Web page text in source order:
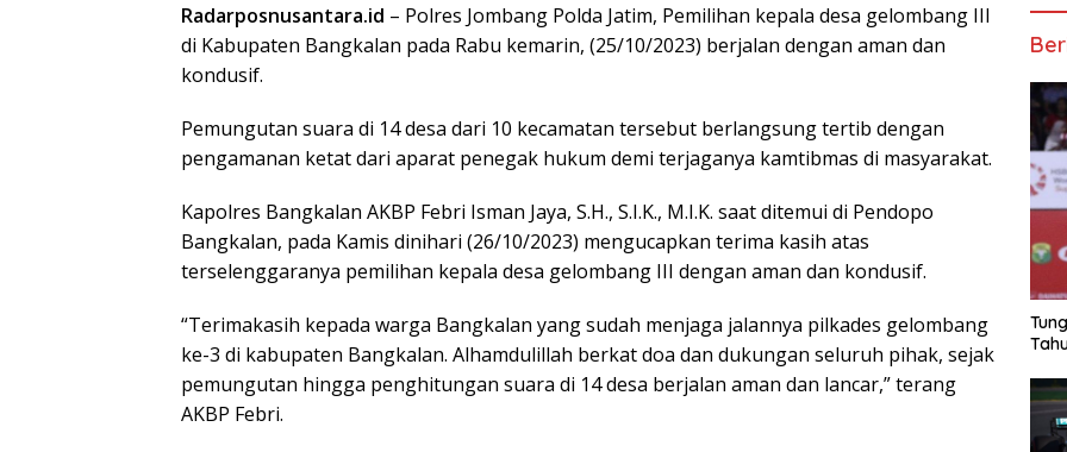
Radarposnusantara.id – Polres Jombang Polda Jatim, Pemilihan kepala desa gelombang III
di Kabupaten Bangkalan pada Rabu kemarin, (25/10/2023) berjalan dengan aman dan
kondusif.
Pemungutan suara di 14 desa dari 10 kecamatan tersebut berlangsung tertib dengan
pengamanan ketat dari aparat penegak hukum demi terjaganya kamtibmas di masyarakat.
Kapolres Bangkalan AKBP Febri Isman Jaya, S.H., S.I.K., M.I.K. saat ditemui di Pendopo
Bangkalan, pada Kamis dinihari (26/10/2023) mengucapkan terima kasih atas
terselenggaranya pemilihan kepala desa gelombang III dengan aman dan kondusif.
“Terimakasih kepada warga Bangkalan yang sudah menjaga jalannya pilkades gelombang
ke-3 di kabupaten Bangkalan. Alhamdulillah berkat doa dan dukungan seluruh pihak, sejak
pemungutan hingga penghitungan suara di 14 desa berjalan aman dan lancar,” terang
AKBP Febri.